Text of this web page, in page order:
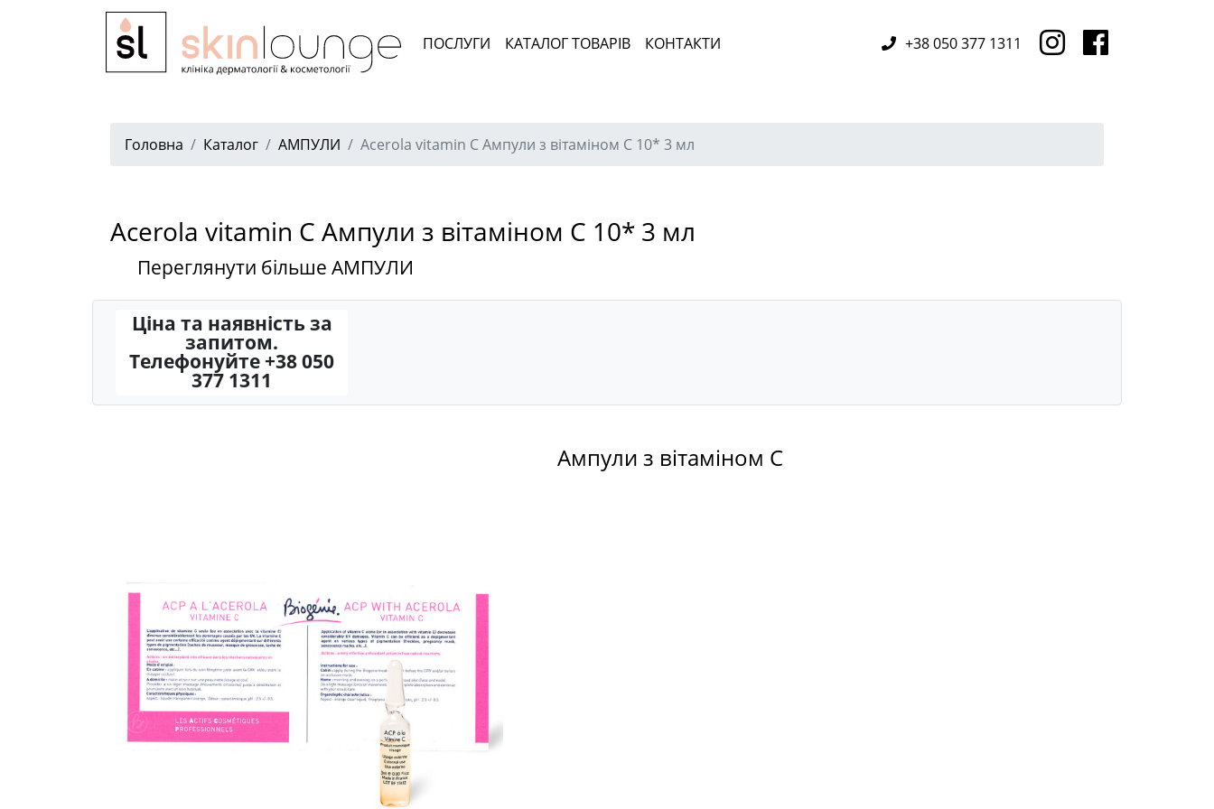
ПОСЛУГИ КАТАЛОГ ТОВАРІВ КОНТАКТИ +38 050 377 1311
Головна Каталог АМПУЛИ Acerola vitamin C Ампули з вітаміном С 10* 3 мл
Acerola vitamin C Ампули з вітаміном С 10* 3 мл
Переглянути більше АМПУЛИ
Ціна та наявність за
запитом.
Телефонуйте +38 050
377 1311
Ампули з вітаміном С